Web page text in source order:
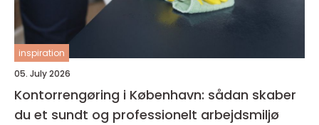
inspiration
05. July 2026
Kontorrengøring i København: sådan skaber
du et sundt og professionelt arbejdsmiljø